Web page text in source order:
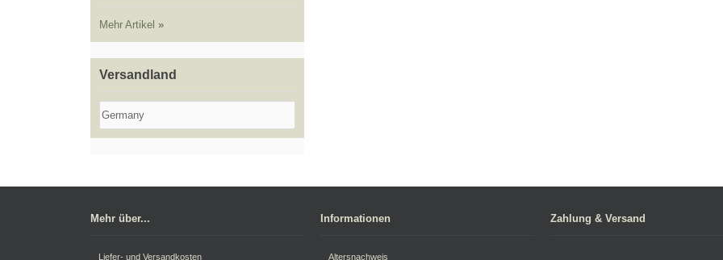
Mehr Artikel »
Versandland
Mehr über...
Liefer- und Versandkosten
Informationen
Altersnachweis
Zahlung & Versand